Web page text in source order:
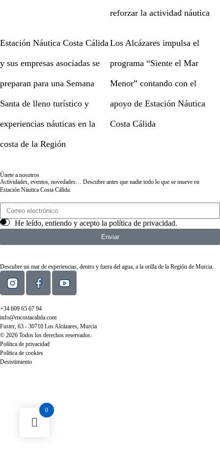
reforzar la actividad náutica
Estación Náutica Costa Cálida
y sus empresas asociadas se
preparan para una Semana
Santa de lleno turístico y
experiencias náuticas en la
costa de la Región
Los Alcázares impulsa el
programa “Siente el Mar
Menor” contando con el
apoyo de Estación Náutica
Costa Cálida
Únete a nosotros
Actividades, eventos, novedades… Descubre antes que nadie todo lo que se mueve en
Estación Náutica Costa Cálida.
He leído, entiendo y acepto la política de privacidad.
Enviar
Descubre un mar de experiencias, dentro y fuera del agua, a la orilla de la Región de Murcia.
+34 609 65 67 94
info@encostacalida.com
Fuster, 63 - 30710 Los Alcázares, Murcia
© 2026 Todos los derechos reservados.
Política de privacidad
Política de cookies
Desistimiento
0